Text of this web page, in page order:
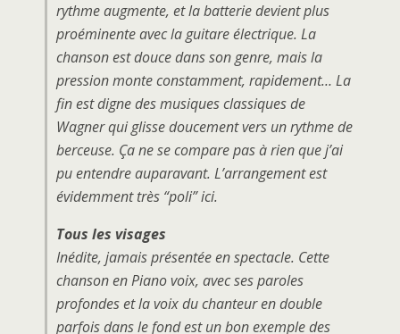
rythme augmente, et la batterie devient plus
proéminente avec la guitare électrique. La
chanson est douce dans son genre, mais la
pression monte constamment, rapidement… La
fin est digne des musiques classiques de
Wagnerqui glisse doucement vers un rythme de
berceuse. Ça ne se compare pas à rien que j’ai
pu entendre auparavant. L’arrangement est
évidemment très “poli” ici.
Tous les visages
Inédite, jamais présentée en spectacle. Cette
chanson en Piano voix, avec ses paroles
profondes et la voix du chanteur en double
parfois dans le fond est un bon exemple des